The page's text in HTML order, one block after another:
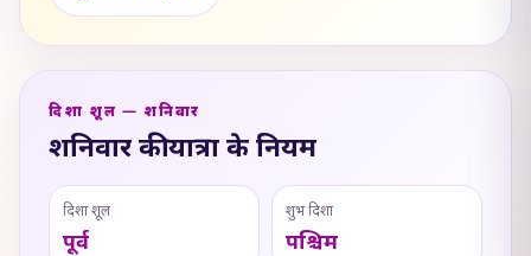
दिशा शूल — शनिवार
शनिवार की यात्रा के नियम
दिशा शूल
पूर्व
शुभ दिशा
पश्चिम